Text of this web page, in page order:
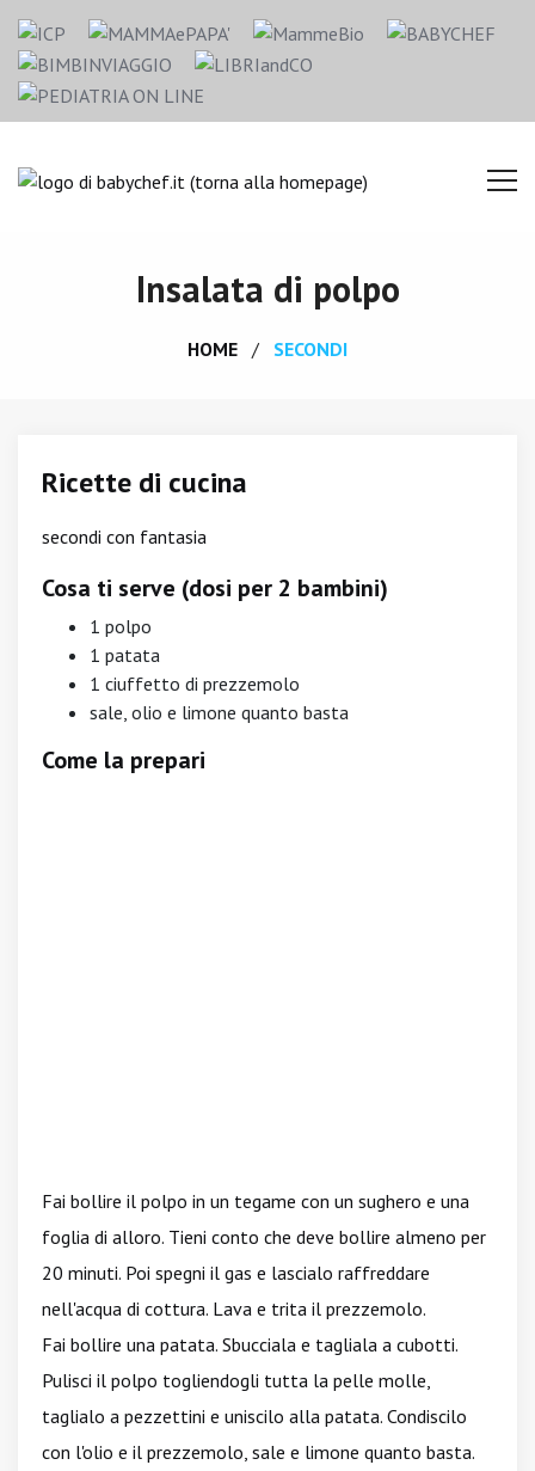
Insalata di polpo
HOME SECONDI
Ricette di cucina
secondi con fantasia
Cosa ti serve (dosi per 2 bambini)
1 polpo
1 patata
1 ciuffetto di prezzemolo
sale, olio e limone quanto basta
Come la prepari
Fai bollire il polpo in un tegame con un sughero e una
foglia di alloro. Tieni conto che deve bollire almeno per
20 minuti. Poi spegni il gas e lascialo raffreddare
nell'acqua di cottura. Lava e trita il prezzemolo.
Fai bollire una patata. Sbucciala e tagliala a cubotti.
Pulisci il polpo togliendogli tutta la pelle molle,
taglialo a pezzettini e uniscilo alla patata. Condiscilo
con l'olio e il prezzemolo, sale e limone quanto basta.